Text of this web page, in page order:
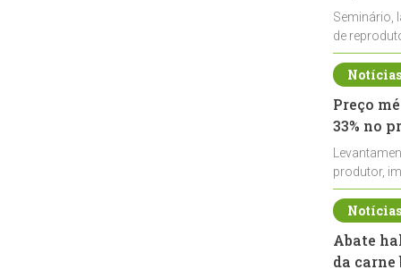
Seminário,
de
durante a
Preço
33% no
produtor,
de leite cru
Abate
da